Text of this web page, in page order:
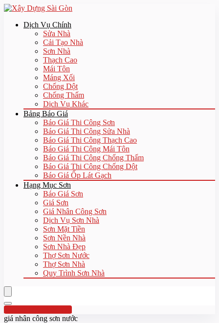
Dịch Vụ Chính
Sửa Nhà
Cải Tạo Nhà
Sơn Nhà
Thạch Cao
Mái Tôn
Máng Xối
Chống Dột
Chống Thấm
Dịch Vụ Khác
Bảng Báo Giá
Báo Giá Thi Công Sơn
Báo Giá Thi Công Sửa Nhà
Báo Giá Thi Công Thạch Cao
Báo Giá Thi Công Mái Tôn
Báo Giá Thi Công Chống Thấm
Báo Giá Thi Công Chống Dột
Báo Giá Ốp Lát Gạch
Hạng Mục Sơn
Báo Giá Sơn
Giá Sơn
Giá Nhân Công Sơn
Dịch Vụ Sơn Nhà
Sơn Mặt Tiền
Sơn Nền Nhà
Sơn Nhà Đẹp
Thợ Sơn Nước
Thợ Sơn Nhà
Quy Trình Sơn Nhà
Hotline:0961 894 472
giá nhân công sơn nước